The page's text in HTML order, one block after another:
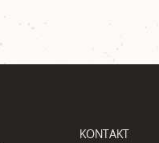
KONTAKT